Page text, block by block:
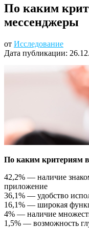
По каким
мессенджеры
от Исследование
Дата публикации:
По каким критериям
42,2% — наличие
приложение
36,1% — удобство
16,1% — широкая
4% — наличие
1,5% — возможность